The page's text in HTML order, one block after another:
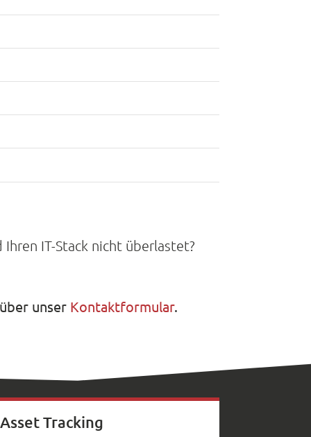
IT-Stack nicht überlastet?
unser Kontaktformular.
Asset Tracking